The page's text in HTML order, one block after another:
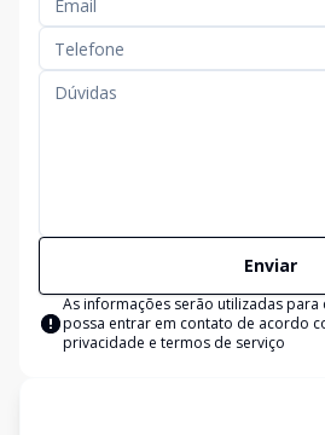
Enviar
As informações serão utilizadas para
possa entrar em contato de acordo
privacidade e termos de serviço